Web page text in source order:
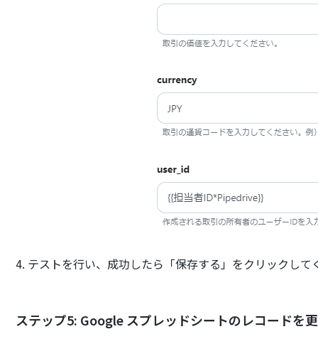
4. テストを行い、成功したら「保存する」をクリックして
ステップ5: Google スプレッドシートのレコードを